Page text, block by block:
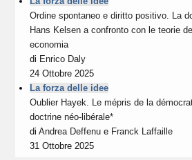
Ordine spontaneo e diritto positivo. La
Hans Kelsen a confronto con le teorie
economia
di Enrico Daly
24 Ottobre 2025
La forza delle idee
Oublier Hayek. Le mépris de la
doctrine néo-libérale*
diAndrea Deffenu e Franck Laffaille
31 Ottobre 2025